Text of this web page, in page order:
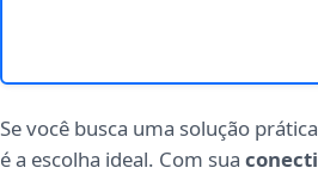
Se você busca uma solução
é a escolha ideal. Com sua